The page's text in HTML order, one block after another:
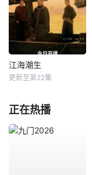
江海潮生
更新至第22集
正在热播